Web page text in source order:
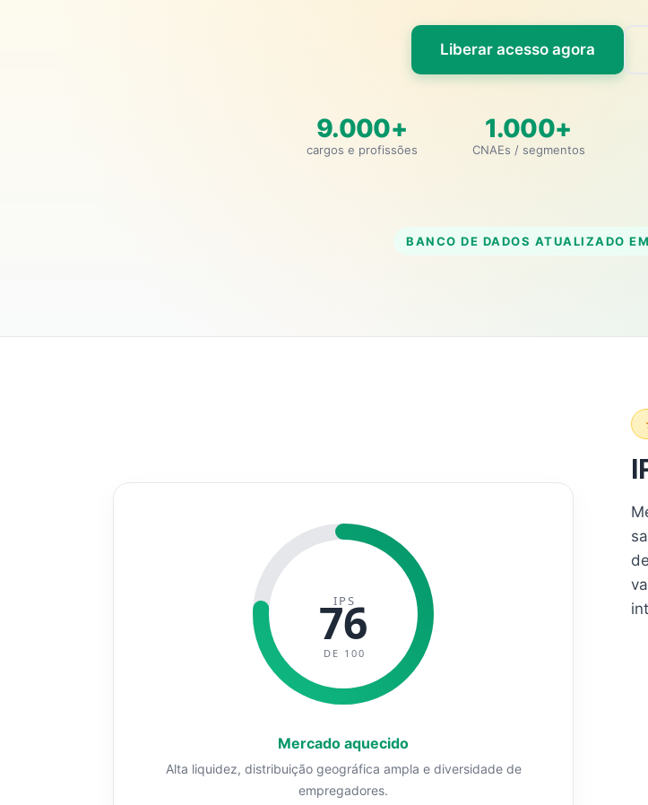
Liberar acesso agora
9.000+
cargos e profissões
1.000+
CNAEs / segmentos
BANCO DE DADOS ATUALIZADO EM
IPS
76
DE 100
Mercado aquecido
Alta liquidez, distribuição geográfica ampla e diversidade de
empregadores.